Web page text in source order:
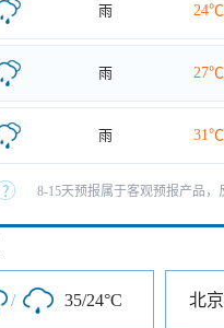
雨 24℃
雨 27℃
雨 31℃
8-15天预报属于客观预报产品
/ 35/24°C 北